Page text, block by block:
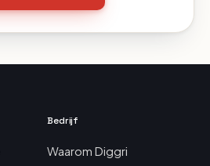
Bedrijf
Waarom Diggri